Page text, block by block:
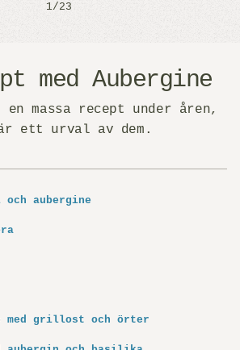
1/23
med Aubergine
massa recept under åren,
ett urval av dem.
aubergine
med grillost och örter